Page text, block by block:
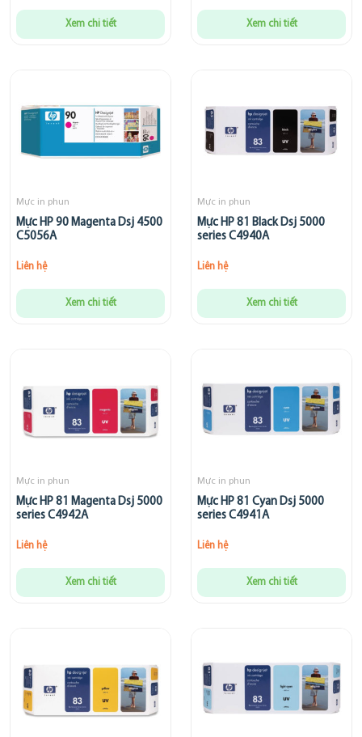
Xem chi tiết Xem chi tiết
Mực in phun
Mực HP 90 Magenta Dsj 4500
C5056A
Liên hệ
Xem chi tiết
Mực in phun
Mực HP 81 Black Dsj 5000
series C4940A
Liên hệ
Xem chi tiết
Mực in phun
Mực HP 81 Magenta Dsj 5000
series C4942A
Liên hệ
Xem chi tiết
Mực in phun
Mực HP 81 Cyan Dsj 5000
series C4941A
Liên hệ
Xem chi tiết